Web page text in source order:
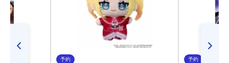
予約 予約